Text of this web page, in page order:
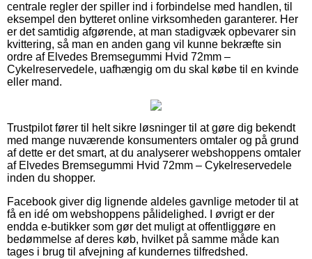
centrale regler der spiller ind i forbindelse med handlen, til
eksempel den bytteret online virksomheden garanterer. Her
er det samtidig afgørende, at man stadigvæk opbevarer sin
kvittering, så man en anden gang vil kunne bekræfte sin
ordre af Elvedes Bremsegummi Hvid 72mm –
Cykelreservedele, uafhængig om du skal købe til en kvinde
eller mand.
Trustpilot fører til helt sikre løsninger til at gøre dig bekendt
med mange nuværende konsumenters omtaler og på grund
af dette er det smart, at du analyserer webshoppens omtaler
af Elvedes Bremsegummi Hvid 72mm – Cykelreservedele
inden du shopper.
Facebook giver dig lignende aldeles gavnlige metoder til at
få en idé om webshoppens pålidelighed. I øvrigt er der
endda e-butikker som gør det muligt at offentliggøre en
bedømmelse af deres køb, hvilket på samme måde kan
tages i brug til afvejning af kundernes tilfredshed.